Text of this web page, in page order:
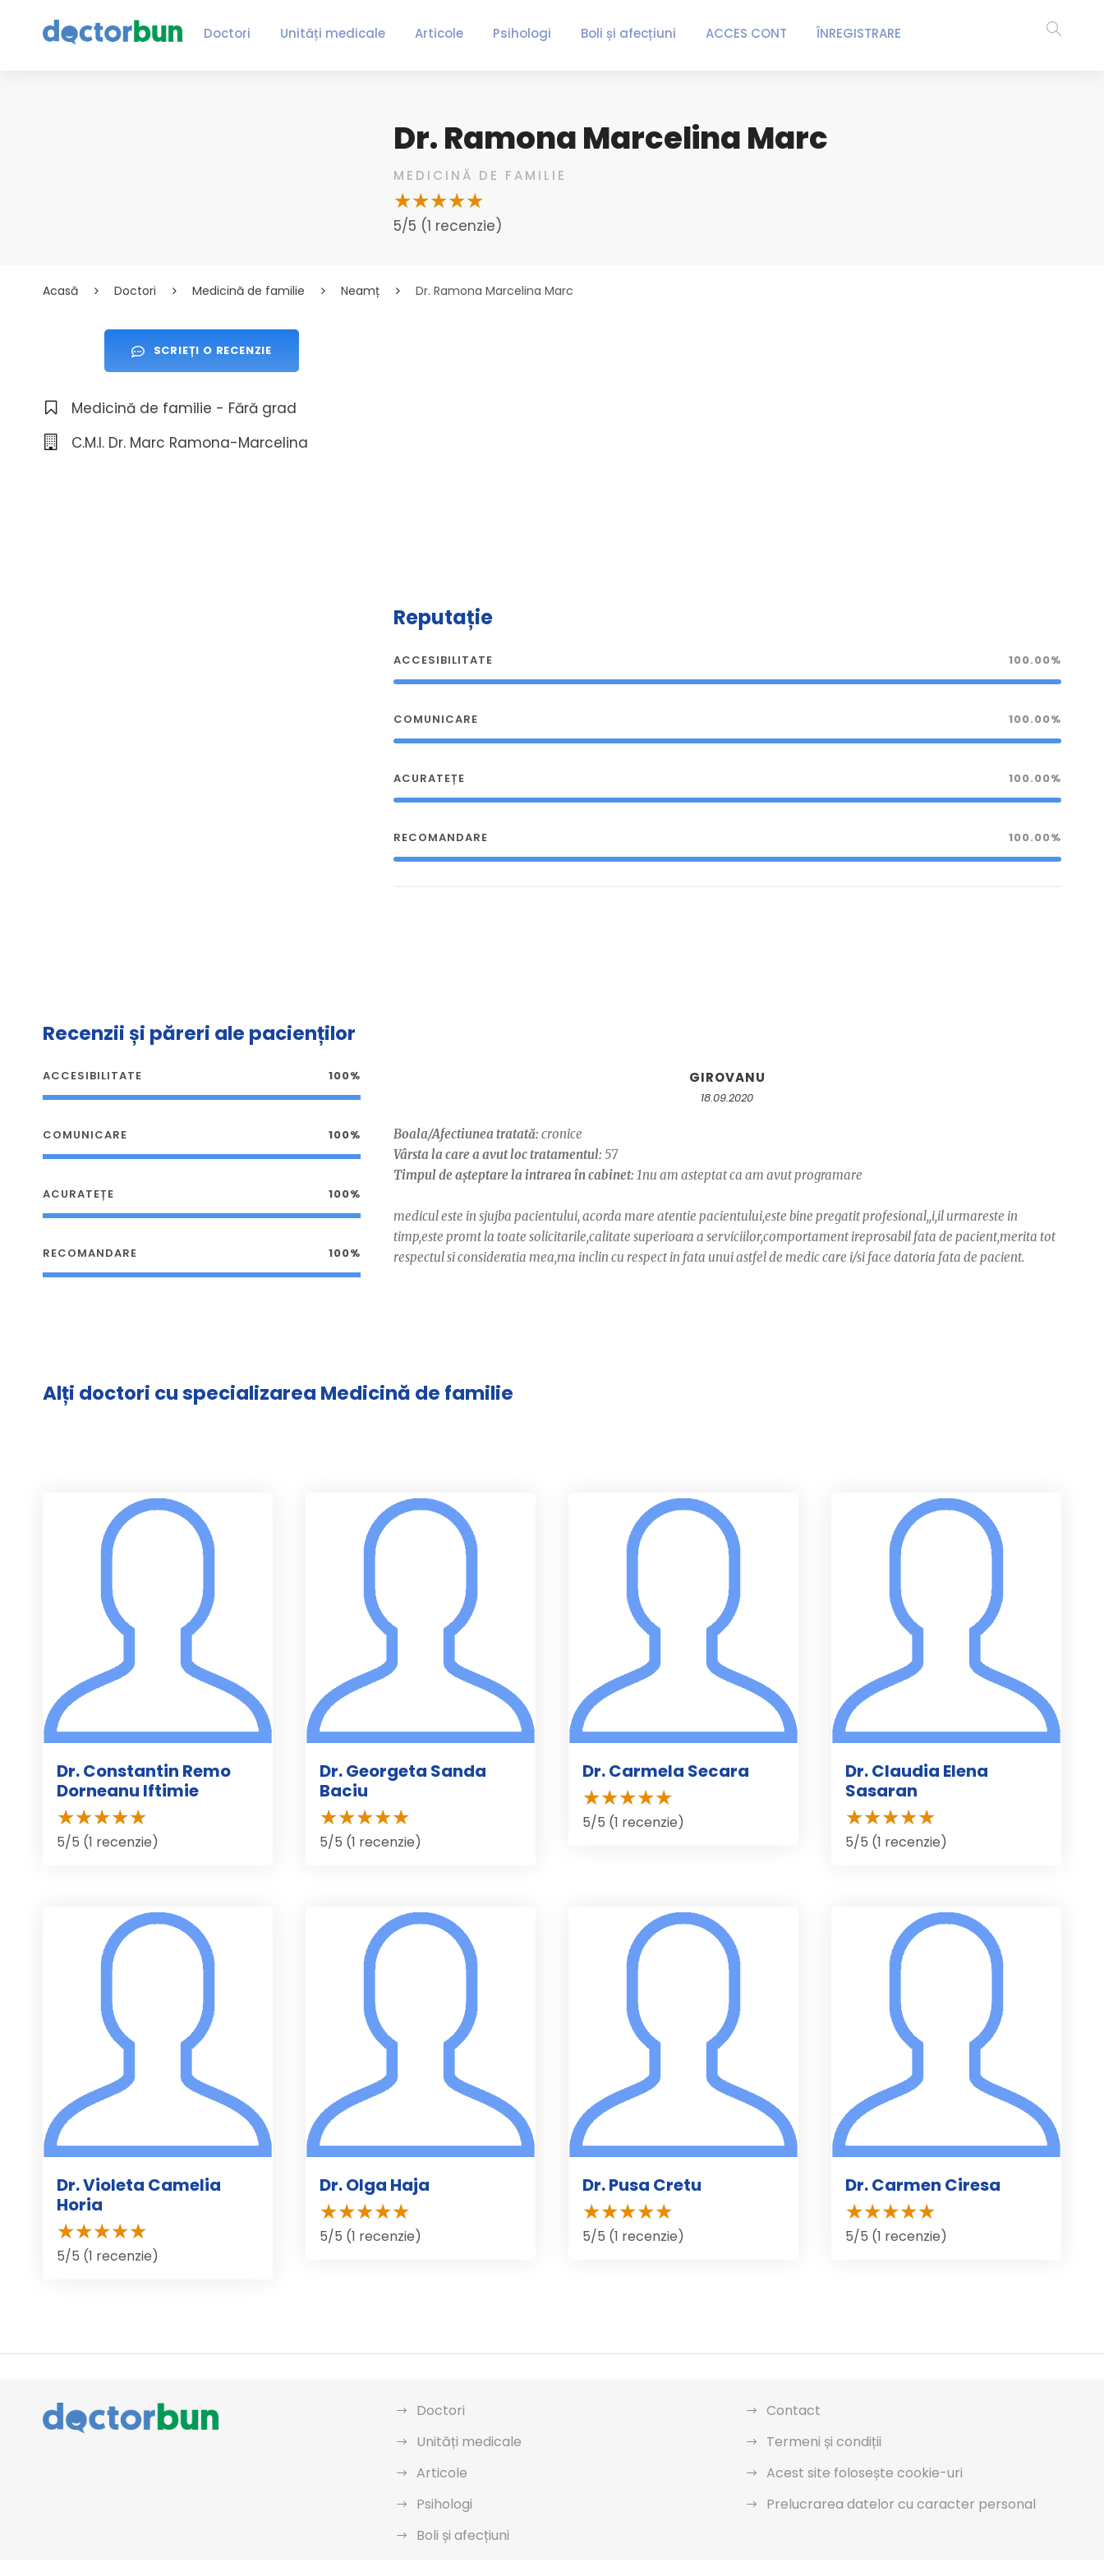
Doctori Unități medicale Articole Psihologi Boli și afecțiuni ACCES CONT ÎNREGISTRARE
Dr. Ramona Marcelina Marc
MEDICINĂ DE FAMILIE
5/5 (1 recenzie)
Acasă Doctori Medicină de familie Neamț Dr. Ramona Marcelina Marc
SCRIEȚI O RECENZIE
Medicină de familie - Fără grad
C.M.I. Dr. Marc Ramona-Marcelina
Reputație
ACCESIBILITATE 100.00%
COMUNICARE 100.00%
ACURATEȚE 100.00%
RECOMANDARE 100.00%
Recenzii și păreri ale pacienților
ACCESIBILITATE 100%
COMUNICARE 100%
ACURATEȚE 100%
RECOMANDARE 100%
GIROVANU
18.09.2020
Boala/Afectiunea tratată: cronice
Vârsta la care a avut loc tratamentul: 57
Timpul de așteptare la intrarea în cabinet: 1nu am asteptat ca am avut programare
medicul este in sjujba pacientului, acorda mare atentie pacientului,este bine pregatit profesional,,i,il urmareste in
timp,este promt la toate solicitarile,calitate superioara a serviciilor,comportament ireprosabil fata de pacient,merita tot
respectul si consideratia mea,ma inclin cu respect in fata unui astfel de medic care i/si face datoria fata de pacient.
Alți doctori cu specializarea Medicină de familie
Dr. Constantin Remo
Dorneanu Iftimie
5/5 (1 recenzie)
Dr. Georgeta Sanda
Baciu
5/5 (1 recenzie)
Dr. Carmela Secara
5/5 (1 recenzie)
Dr. Claudia Elena
Sasaran
5/5 (1 recenzie)
Dr. Violeta Camelia
Horia
5/5 (1 recenzie)
Dr. Olga Haja
5/5 (1 recenzie)
Dr. Pusa Cretu
5/5 (1 recenzie)
Dr. Carmen Ciresa
5/5 (1 recenzie)
Doctori
Unități medicale
Articole
Psihologi
Boli și afecțiuni
Contact
Termeni și condiții
Acest site folosește cookie-uri
Prelucrarea datelor cu caracter personal